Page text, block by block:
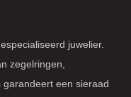
juwelier.
zegelringen,
een sieraad